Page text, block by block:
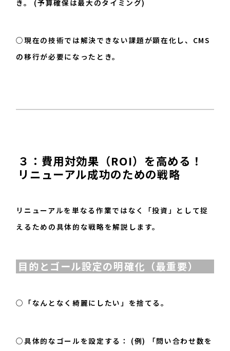
き。 (予算確保は最大のタイミング)
○現在の技術では解決できない課題が顕在化し、CMS
の移行が必要になったとき。
３：費用対効果（ROI）を高める！
リニューアル成功のための戦略
リニューアルを単なる作業ではなく「投資」として捉
えるための具体的な戦略を解説します。
目的とゴール設定の明確化（最重要）
○「なんとなく綺麗にしたい」を捨てる。
○具体的なゴールを設定する： (例) 「問い合わせ数を